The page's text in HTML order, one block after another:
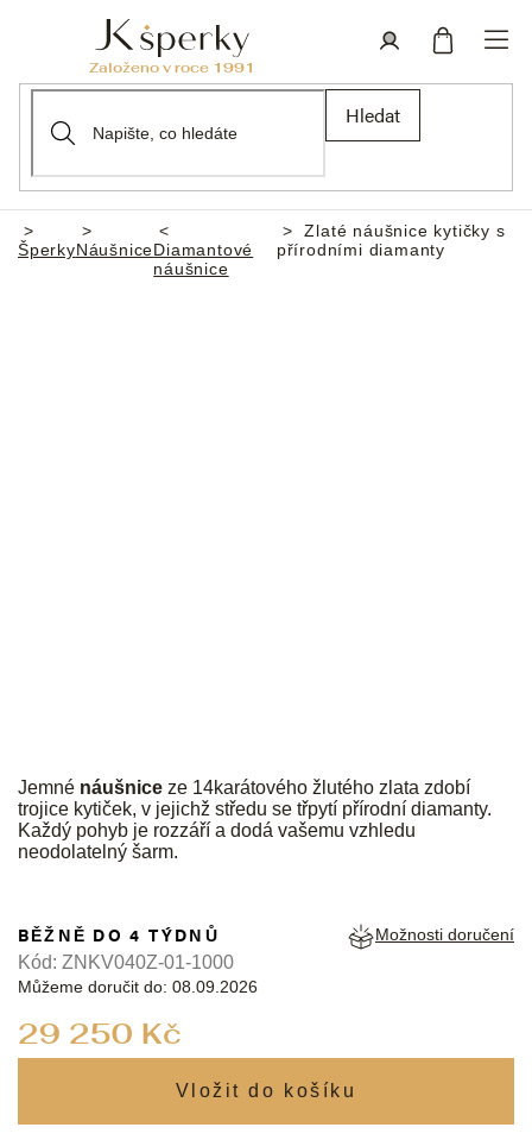
Hledat
Domů
ŠperkyNáušniceDiamantové
náušnice
Zlaté náušnice kytičky s
přírodními diamanty
Jemné náušnice ze 14karátového žlutého zlata zdobí
trojice kytiček, v jejichž středu se třpytí přírodní diamanty.
Každý pohyb je rozzáří a dodá vašemu vzhledu
neodolatelný šarm.
29 250 Kč
BĚŽNĚ DO 4 TÝDNŮ
Můžeme doručit do: 08.09.2026
Možnosti doručení
Kód: ZNKV040Z-01-1000